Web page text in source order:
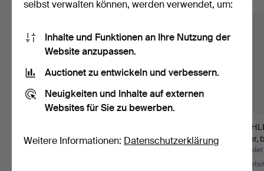
bäuerlich, 19. Jh.
HOBEL, Holz, 18./19. Jh.
Kiefer,
24
selbst verwalten können, werden verwendet, um:
Inhalte und Funktionen an Ihre Nutzung der
Website anzupassen.
Auctionet zu entwickeln und verbessern.
Neuigkeiten und Inhalte auf externen
Websites für Sie zu bewerben.
Weitere Informationen: Datenschutzerklärung